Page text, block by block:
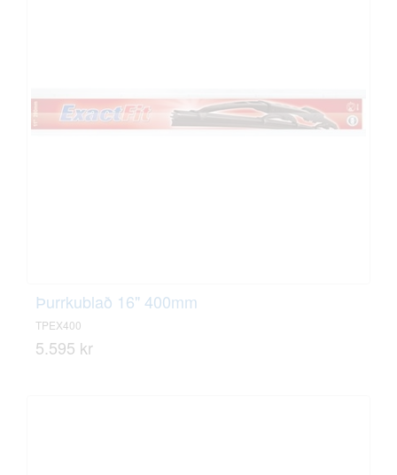
Þurrkublað 16" 400mm
TPEX400
5.595 kr